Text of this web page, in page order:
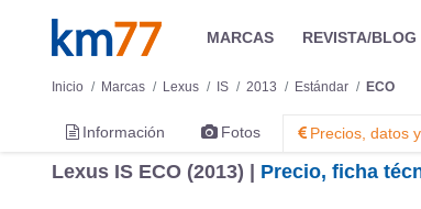
MARCAS REVISTA/BLOG
Inicio Marcas Lexus IS 2013 Estándar ECO
Información Fotos Precios, datos
Lexus IS ECO (2013) | Precio, ficha